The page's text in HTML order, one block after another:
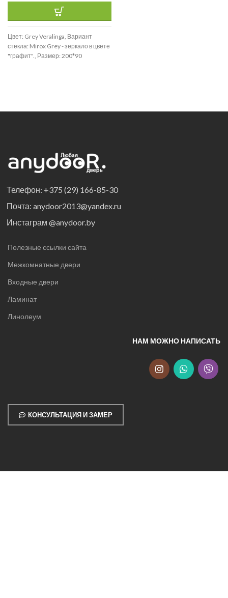
Цвет: Grey Veralinga, Вариант
стекла: Mirox Grey - зеркало в цвете
"графит"., Размер: 200*90
Телефон: +375 (29) 166-85-30
Почта: anydoor2013@yandex.ru
Инстаграм @anydoor.by
Полезные ссылки сайта
Межкомнатные двери
Входные двери
Ламинат
Линолеум
НАМ МОЖНО НАПИСАТЬ
КОНСУЛЬТАЦИЯ И ЗАМЕР